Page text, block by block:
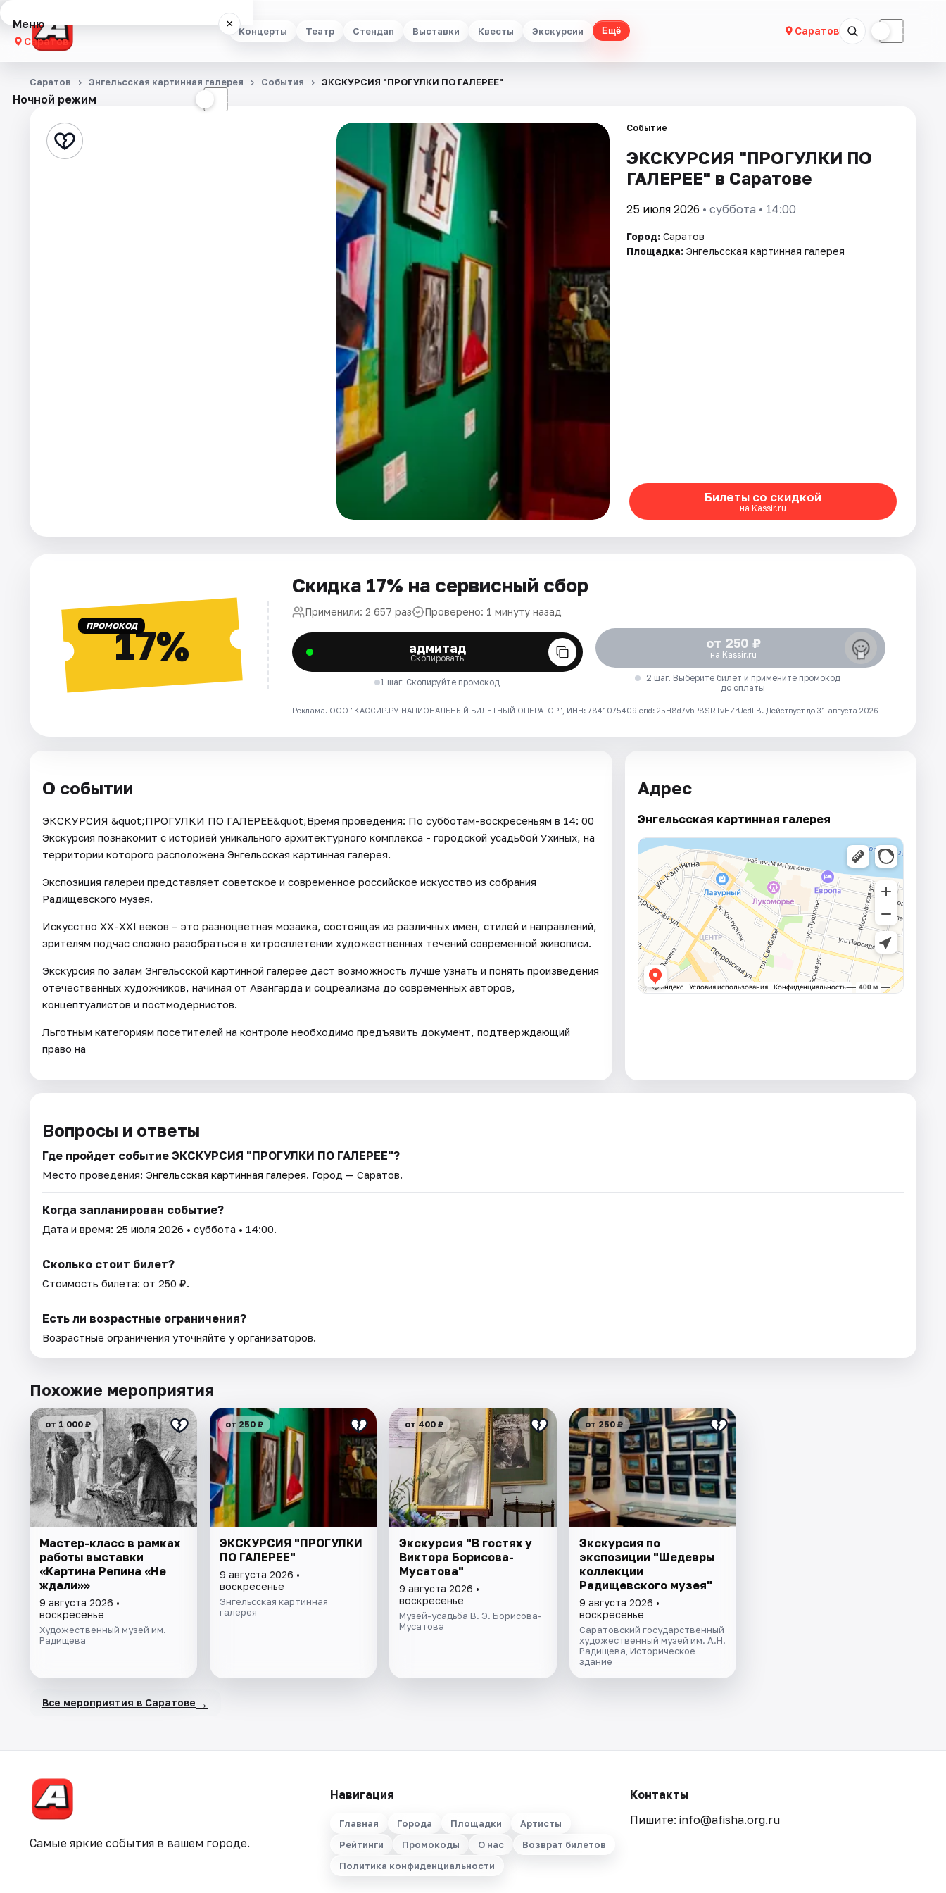
Концерты Театр Стендап Выставки Квесты Экскурсии Ещё Саратов ☾
Меню ×
Саратов
Концерты
Стендап
Ночной режим ☾
Саратов Энгельсская картинная галерея События ЭКСКУРСИЯ "ПРОГУЛКИ ПО ГАЛЕРЕЕ"
Событие
ЭКСКУРСИЯ "ПРОГУЛКИ ПО
ГАЛЕРЕЕ" в Саратове
25 июля 2026 • суббота • 14:00
Город: Саратов
Площадка: Энгельсская картинная галерея
Билеты со скидкой
на Kassir.ru
ПРОМОКОД17%
Скидка 17% на сервисный сбор
Применили: 2 657 раз Проверено: 1 минуту назад
адмитад
Скопировать
1 шаг. Скопируйте промокод
от 250 ₽
на Kassir.ru
2 шаг. Выберите билет и примените промокод
до оплаты
Реклама. ООО "КАССИР.РУ-НАЦИОНАЛЬНЫЙ БИЛЕТНЫЙ ОПЕРАТОР", ИНН: 7841075409 erid: 25H8d7vbP8SRTvHZrUcdLB. Действует до 31 августа 2026
О событии
ЭКСКУРСИЯ &quot;ПРОГУЛКИ ПО ГАЛЕРЕЕ&quot;Время проведения: По субботам-воскресеньям в 14: 00
Экскурсия познакомит с историей уникального архитектурного комплекса - городской усадьбой Ухиных, на
территории которого расположена Энгельсская картинная галерея.
Экспозиция галереи представляет советское и современное российское искусство из собрания
Радищевского музея.
Искусство ХХ-XXI веков – это разноцветная мозаика, состоящая из различных имен, стилей и направлений,
зрителям подчас сложно разобраться в хитросплетении художественных течений современной живописи.
Экскурсия по залам Энгельсской картинной галерее даст возможность лучше узнать и понять произведения
отечественных художников, начиная от Авангарда и соцреализма до современных авторов,
концептуалистов и постмодернистов.
Льготным категориям посетителей на контроле необходимо предъявить документ, подтверждающий
право на
Адрес
Энгельсская картинная галерея
Вопросы и ответы
Где пройдет событие ЭКСКУРСИЯ "ПРОГУЛКИ ПО ГАЛЕРЕЕ"?
Место проведения: Энгельсская картинная галерея. Город — Саратов.
Когда запланирован событие?
Дата и время: 25 июля 2026 • суббота • 14:00.
Сколько стоит билет?
Стоимость билета: от 250 ₽.
Есть ли возрастные ограничения?
Возрастные ограничения уточняйте у организаторов.
Похожие мероприятия
от 1 000 ₽
Мастер-класс в рамках
работы выставки
«Картина Репина «Не
ждали»»
9 августа 2026 •
воскресенье
Художественный музей им.
Радищева
от 250 ₽
ЭКСКУРСИЯ "ПРОГУЛКИ
ПО ГАЛЕРЕЕ"
9 августа 2026 •
воскресенье
Энгельсская картинная
галерея
от 400 ₽
Экскурсия "В гостях у
Виктора Борисова-
Мусатова"
9 августа 2026 •
воскресенье
Музей-усадьба В. Э. Борисова-
Мусатова
от 250 ₽
Экскурсия по
экспозиции "Шедевры
коллекции
Радищевского музея"
9 августа 2026 •
воскресенье
Саратовский государственный
художественный музей им. А.Н.
Радищева, Историческое
здание
Все мероприятия в Саратове →
Самые яркие события в вашем городе.
Навигация
Главная Города Площадки
Артисты
Рейтинги
Промокоды О нас
Возврат билетов
Политика конфиденциальности
Контакты
Пишите: info@afisha.org.ru